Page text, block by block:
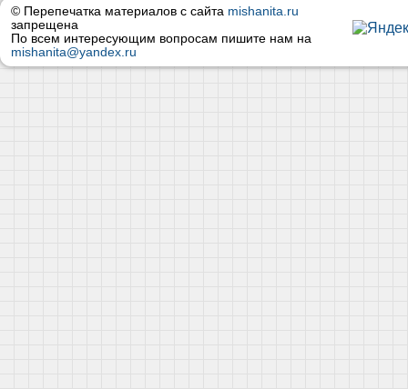
© Перепечатка материалов с сайта mishanita.ru
запрещена
По всем интересующим вопросам пишите нам на
mishanita@yandex.ru